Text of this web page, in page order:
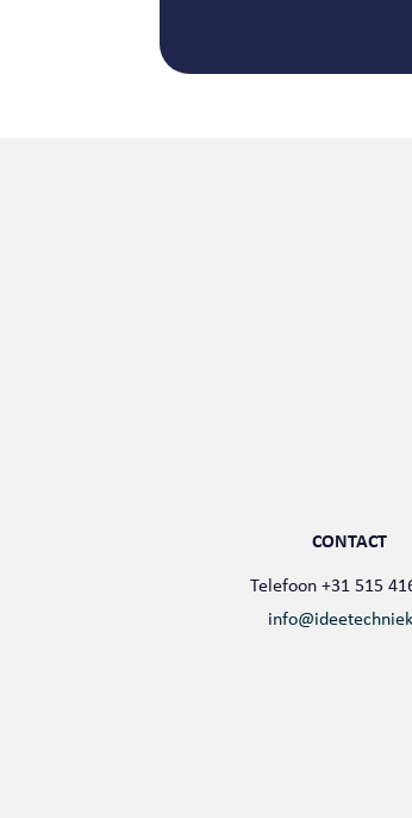
CONTACT
Telefoon +31 515
i